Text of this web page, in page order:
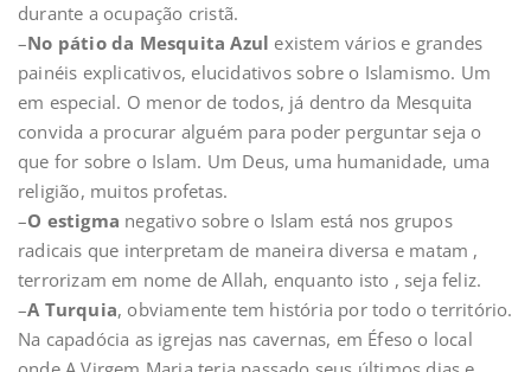
durante a ocupação cristã.
–No pátio da Mesquita Azul existem vários e grandes
painéis explicativos, elucidativos sobre o Islamismo. Um
em especial. O menor de todos, já dentro da Mesquita
convida a procurar alguém para poder perguntar seja o
que for sobre o Islam. Um Deus, uma humanidade, uma
religião, muitos profetas.
–O estigma negativo sobre o Islam está nos grupos
radicais que interpretam de maneira diversa e matam ,
terrorizam em nome de Allah, enquanto isto , seja feliz.
–A Turquia, obviamente tem história por todo o território.
Na capadócia as igrejas nas cavernas, em Éfeso o local